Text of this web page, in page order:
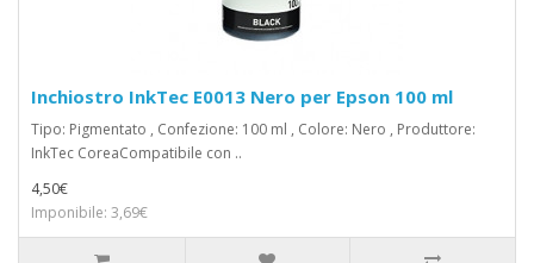
Inchiostro InkTec E0013 Nero per Epson 100 ml
Tipo: Pigmentato , Confezione: 100 ml , Colore: Nero , Produttore:
InkTec CoreaCompatibile con ..
4,50€
Imponibile: 3,69€